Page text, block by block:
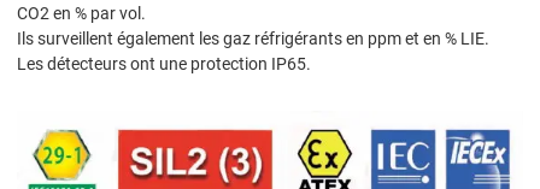
CO2 en % par vol.
Ils surveillent également les gaz réfrigérants en ppm et en % LIE.
Les détecteurs ont une protection IP65.